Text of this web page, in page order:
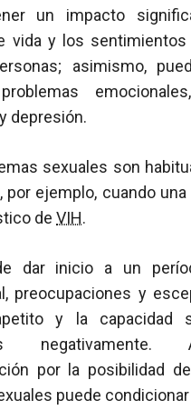
un impacto
vida y los
asimismo,
depresión.
sexuales son
por ejemplo, cuando
de VIH.
dar inicio a un
preocupaciones y
y la capacidad
negativamente.
por la posibilidad
puede